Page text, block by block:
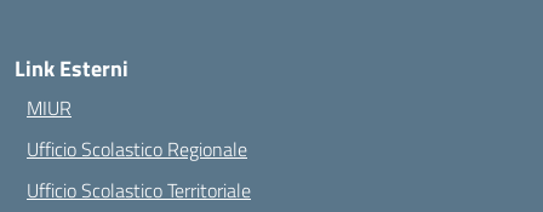
Link Esterni
MIUR
Ufficio Scolastico Regionale
Ufficio Scolastico Territoriale